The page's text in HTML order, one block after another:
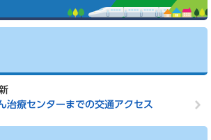
治療センターまでの交通アクセス